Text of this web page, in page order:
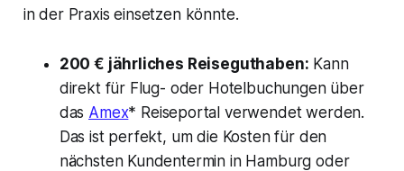
in der Praxis einsetzen könnte.
200 € jährliches Reiseguthaben: Kann
direkt für Flug- oder Hotelbuchungen über
das Amex* Reiseportal verwendet werden.
Das ist perfekt, um die Kosten für den
nächsten Kundentermin in Hamburg oder